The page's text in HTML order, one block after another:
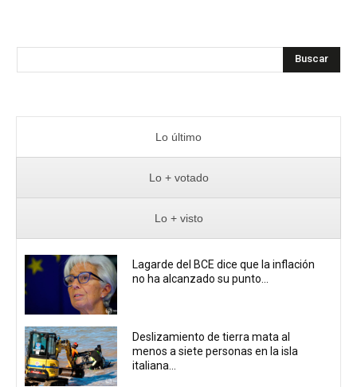
Buscar
Lo último
Lo + votado
Lo + visto
Lagarde del BCE dice que la inflación
no ha alcanzado su punto...
Deslizamiento de tierra mata al
menos a siete personas en la isla
italiana...